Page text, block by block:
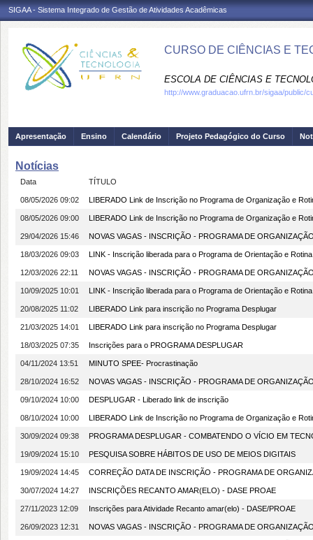
SIGAA - Sistema Integrado de Gestão de Atividades Acadêmicas
CURSO DE CIÊNCIAS E
ESCOLA DE CIÊNCIAS E
http://www.graduacao.ufrn.br/sigaa/public/
Apresentação Ensino Calendário Projeto Pedagógico do Curso
Notícias
Data TÍTULO
08/05/2026 09:02 LIBERADO Link de Inscrição no Programa de Organização e
08/05/2026 09:00 LIBERADO Link de Inscrição no Programa de Organização e
29/04/2026 15:46 NOVAS VAGAS - INSCRIÇÃO - PROGRAMA DE
18/03/2026 09:03 LINK - Inscrição liberada para o Programa de Orientação e
12/03/2026 22:11 NOVAS VAGAS - INSCRIÇÃO - PROGRAMA DE
10/09/2025 10:01 LINK - Inscrição liberada para o Programa de Orientação e
20/08/2025 11:02 LIBERADO Link para inscrição no Programa Desplugar
21/03/2025 14:01 LIBERADO Link para inscrição no Programa Desplugar
18/03/2025 07:35 Inscrições para o PROGRAMA DESPLUGAR
04/11/2024 13:51 MINUTO SPEE- Procrastinação
28/10/2024 16:52 NOVAS VAGAS - INSCRIÇÃO - PROGRAMA DE
09/10/2024 10:00 DESPLUGAR - Liberado link de inscrição
08/10/2024 10:00 LIBERADO Link de Inscrição no Programa de Organização e
30/09/2024 09:38 PROGRAMA DESPLUGAR - COMBATENDO O VÍCIO EM
19/09/2024 15:10 PESQUISA SOBRE HÁBITOS DE USO DE MEIOS DIGITAIS
19/09/2024 14:45 CORREÇÃO DATA DE INSCRIÇÃO - PROGRAMA DE
30/07/2024 14:27 INSCRIÇÕES RECANTO AMAR(ELO) - DASE PROAE
27/11/2023 12:09 Inscrições para Atividade Recanto amar(elo) - DASE/PROAE
26/09/2023 12:31 NOVAS VAGAS - INSCRIÇÃO - PROGRAMA DE